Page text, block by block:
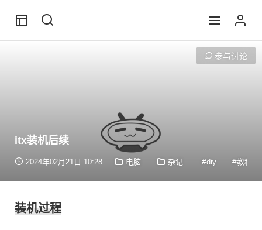
参与讨论
itx装机后续
2024年02月21日 10:28 电脑 杂记 diy 教程
装机过程